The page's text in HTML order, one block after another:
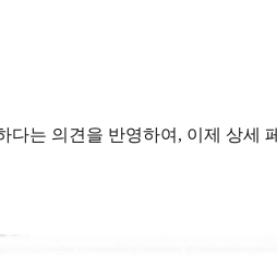
는 의견을 반영하여, 이제 상세